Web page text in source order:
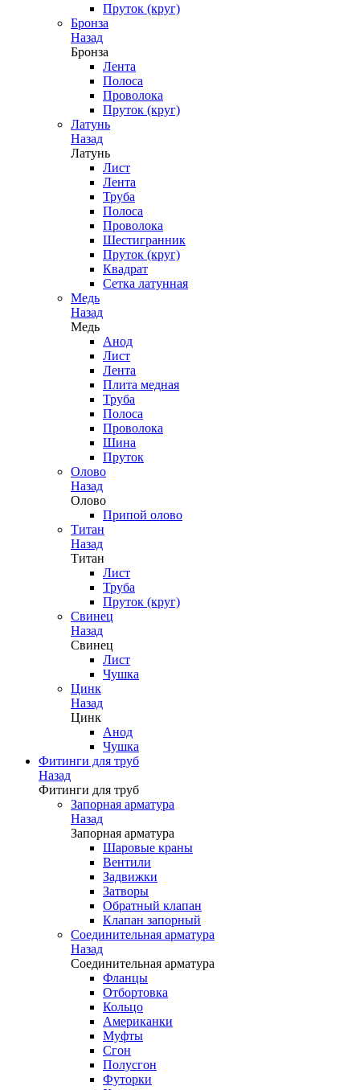
Пруток (круг)
Бронза
Назад
Бронза
Лента
Полоса
Проволока
Пруток (круг)
Латунь
Назад
Латунь
Лист
Лента
Труба
Полоса
Проволока
Шестигранник
Пруток (круг)
Квадрат
Сетка латунная
Медь
Назад
Медь
Анод
Лист
Лента
Плита медная
Труба
Полоса
Проволока
Шина
Пруток
Олово
Назад
Олово
Припой олово
Титан
Назад
Титан
Лист
Труба
Пруток (круг)
Свинец
Назад
Свинец
Лист
Чушка
Цинк
Назад
Цинк
Анод
Чушка
Фитинги для труб
Назад
Фитинги для труб
Запорная арматура
Назад
Запорная арматура
Шаровые краны
Вентили
Задвижки
Затворы
Обратный клапан
Клапан запорный
Соединительная арматура
Назад
Соединительная арматура
Фланцы
Отбортовка
Кольцо
Американки
Муфты
Сгон
Полусгон
Футорки